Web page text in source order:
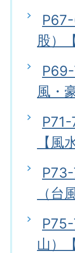
股）
風・
【風
（台
山）